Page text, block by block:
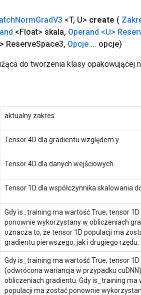
NormGradV3 <T, U> create (
<Float> skala, Operand <U>
ReserveSpace3, Opcje ... opcje)
do tworzenia klasy opakowującej
aktualny zakres
Tensor 4D dla gradientu względem y.
Tensor 4D dla danych wejściowych.
Tensor 1D dla współczynnika skalowania
Gdy is_training ma wartość True, tensor
ponownie wykorzystany w obliczeniach
oznacza to, że tensor 1D populacji ma
gradientu pierwszego, jak i drugiego rzędu.
Gdy is_training ma wartość True, tensor
(odwrócona wariancja w przypadku
obliczeniach gradientu. Gdy is_training ma
populacji ma zostać ponownie